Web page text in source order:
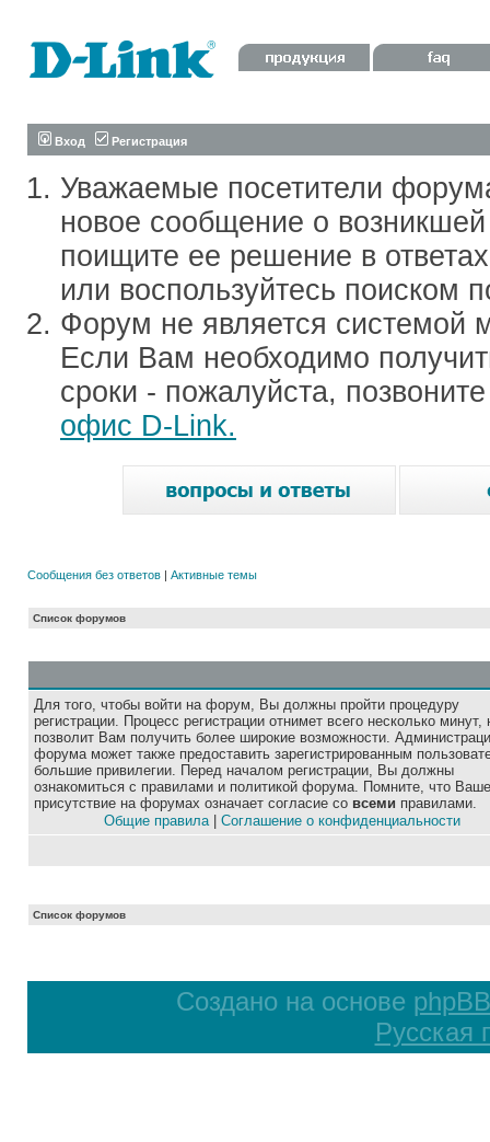
Вход Регистрация
Уважаемые посетители
новое сообщение о
поищите ее решение в
или воспользуйтесь поиском
Форум не является системой
Если Вам необходимо
сроки - пожалуйста,
офис D-Link.
Сообщения без ответов | Активные темы
Список форумов
Для того, чтобы войти на форум, Вы должны пройти процедуру
регистрации. Процесс регистрации отнимет всего несколько минут,
позволит Вам получить более широкие возможности.
форума может также предоставить зарегистрированным
большие привилегии. Перед началом регистрации, Вы должны
ознакомиться с правилами и политикой форума. Помните, что Ваше
присутствие на форумах означает согласие со всеми правилами.
Общие правила| Соглашение о конфиденциальности
Список форумов
Создано на основе phpBB
Русская